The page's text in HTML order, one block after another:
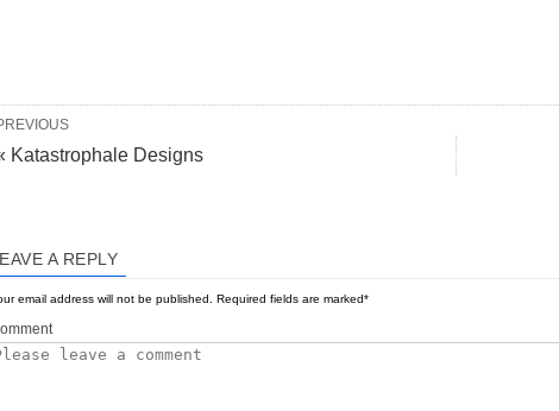
Katastrophale Designs
A REPLY
email address will not be published. Required fields are marked*